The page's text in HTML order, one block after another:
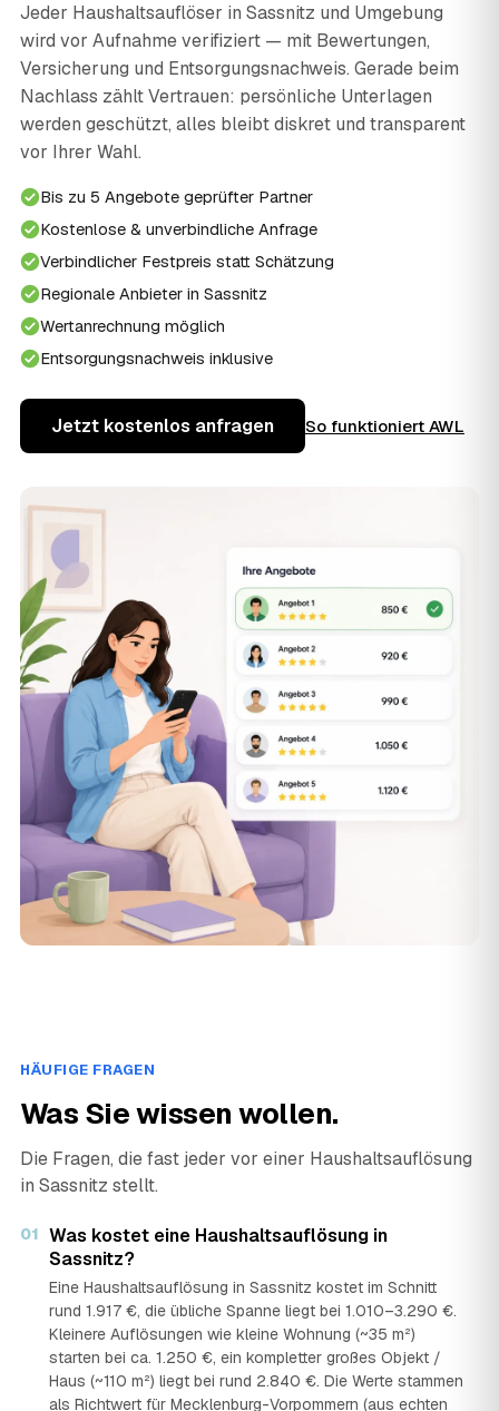
Jeder Haushaltsauflöser in Sassnitz und Umgebung
wird vor Aufnahme verifiziert — mit Bewertungen,
Versicherung und Entsorgungsnachweis. Gerade beim
Nachlass zählt Vertrauen: persönliche Unterlagen
werden geschützt, alles bleibt diskret und transparent
vor Ihrer Wahl.
Bis zu 5 Angebote geprüfter Partner
Kostenlose & unverbindliche Anfrage
Verbindlicher Festpreis statt Schätzung
Regionale Anbieter in Sassnitz
Wertanrechnung möglich
Entsorgungsnachweis inklusive
Jetzt kostenlos anfragen So funktioniert AWL
HÄUFIGE FRAGEN
Was Sie wissen wollen.
Die Fragen, die fast jeder vor einer Haushaltsauflösung
in Sassnitz stellt.
01 Was kostet eine Haushaltsauflösung in
Sassnitz?
Eine Haushaltsauflösung in Sassnitz kostet im Schnitt
rund 1.917 €, die übliche Spanne liegt bei 1.010–3.290 €.
Kleinere Auflösungen wie kleine Wohnung (~35 m²)
starten bei ca. 1.250 €, ein kompletter großes Objekt /
Haus (~110 m²) liegt bei rund 2.840 €. Die Werte stammen
als Richtwert für Mecklenburg-Vorpommern (aus echten